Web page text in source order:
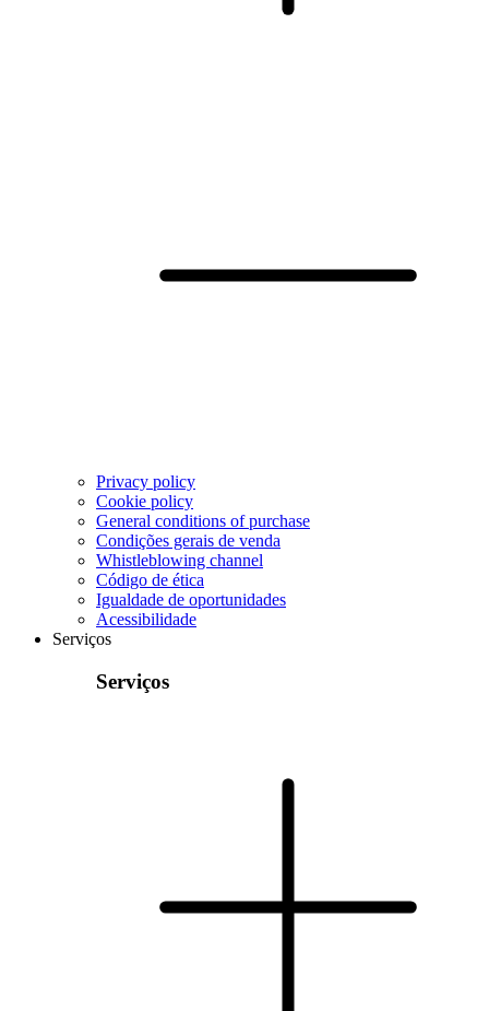
Privacy policy
Cookie policy
General conditions of purchase
Condições gerais de venda
Whistleblowing channel
Código de ética
Igualdade de oportunidades
Acessibilidade
Serviços
Serviços